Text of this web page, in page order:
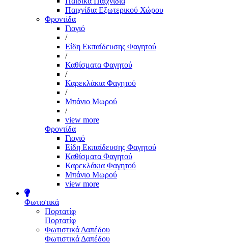
Παιχνίδια Εξωτερικού Χώρου
Φροντίδα
Γιογιό
/
Είδη Εκπαίδευσης Φαγητού
/
Καθίσματα Φαγητού
/
Καρεκλάκια Φαγητού
/
Μπάνιο Μωρού
/
view more
Φροντίδα
Γιογιό
Είδη Εκπαίδευσης Φαγητού
Καθίσματα Φαγητού
Καρεκλάκια Φαγητού
Μπάνιο Μωρού
view more
Φωτιστικά
Πορτατίφ
Πορτατίφ
Φωτιστικά Δαπέδου
Φωτιστικά Δαπέδου